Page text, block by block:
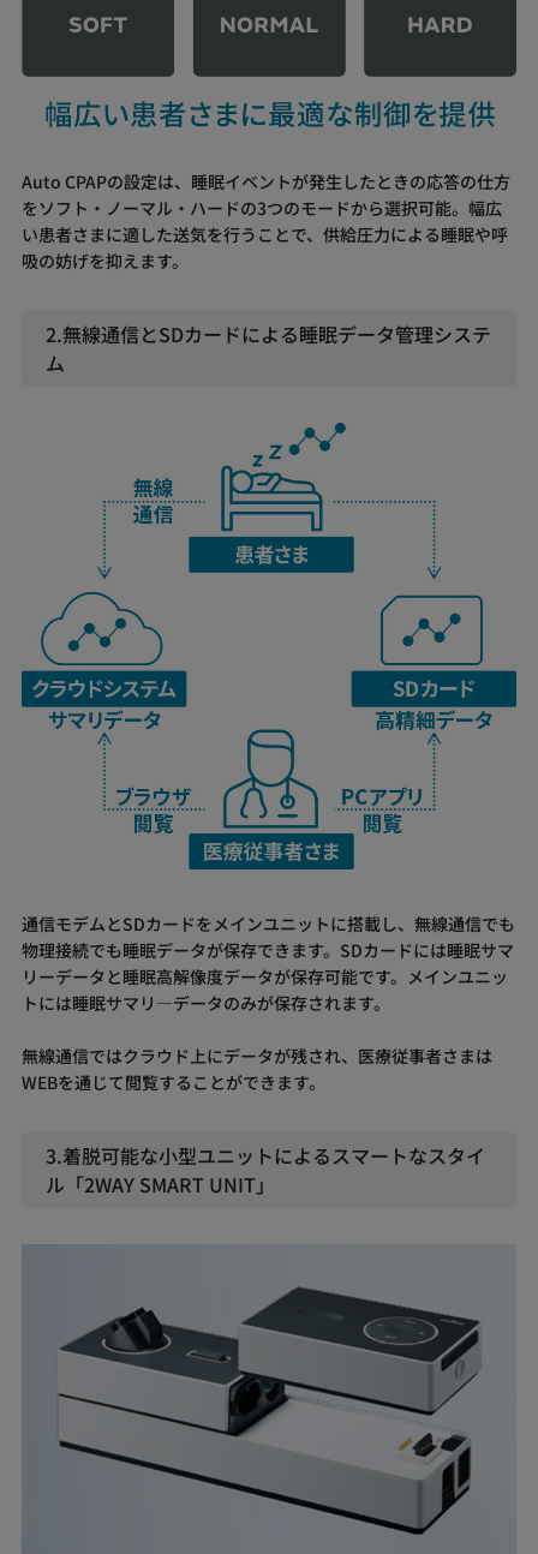
Auto CPAPの設定は、睡眠イベントが発生したときの応答の仕方
をソフト・ノーマル・ハードの3つのモードから選択可能。幅広
い患者さまに適した送気を行うことで、供給圧力による睡眠や呼
吸の妨げを抑えます。
2.無線通信とSDカードによる睡眠データ管理システ
ム
通信モデムとSDカードをメインユニットに搭載し、無線通信でも
物理接続でも睡眠データが保存できます。SDカードには睡眠サマ
リーデータと睡眠高解像度データが保存可能です。メインユニッ
トには睡眠サマリ―データのみが保存されます。
無線通信ではクラウド上にデータが残され、医療従事者さまは
WEBを通じて閲覧することができます。
3.着脱可能な小型ユニットによるスマートなスタイ
ル「2WAY SMART UNIT」